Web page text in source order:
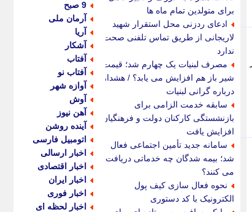
برای متولدین تمام ماه ها
ادعای ردزنی محل استقرار شهید
لاریجانی از طریق تماس تلفنی صحت
ندارد
مصرف لبنیات یک چهارم شد؛ قیمت
شیر باز هم افزایش می یابد؟ / هشدار
درباره گرانی لبنیات
سابقه خدمت الزامی برای
بازنشستگی کارکنان دولت و فرهنگیان
افزایش یافت
سامانه جدید تأمین اجتماعی فعال
شد؛ بیمه شدگان چه خدماتی دریافت
می کنند؟
نحوه فعال سازی کیف پول
الکترونیک با کد دستوری
9 صبح
آرمان ملی
آریا
آشکار
آفتاب
آفتاب نو
آوازه شهر
آوش
آهن نیوز
آینده روشن
اتومبیل فارسی
اخبار ارسالی
اخبار اقتصادی
اخبار ایران
اخبار فوری
اخبار لحظه ای